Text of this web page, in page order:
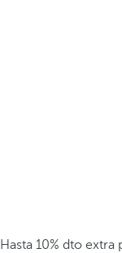
Hasta 10% dto